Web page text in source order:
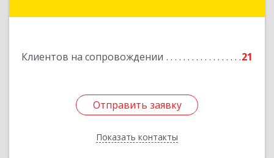
Клиентов на сопровождении 21
Отправить заявку
Показать контакты
Отправить заявку
Назад